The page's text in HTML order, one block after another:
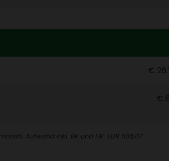
€
€
Aufwand inkl. BK und HK: EUR 608,07